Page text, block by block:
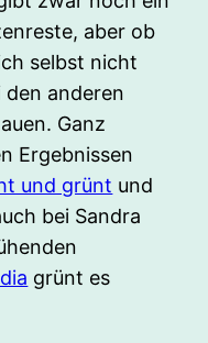
aber ob
selbst nicht
anderen
Ganz
Ergebnissen
und grünt und
bei Sandra
grünt es